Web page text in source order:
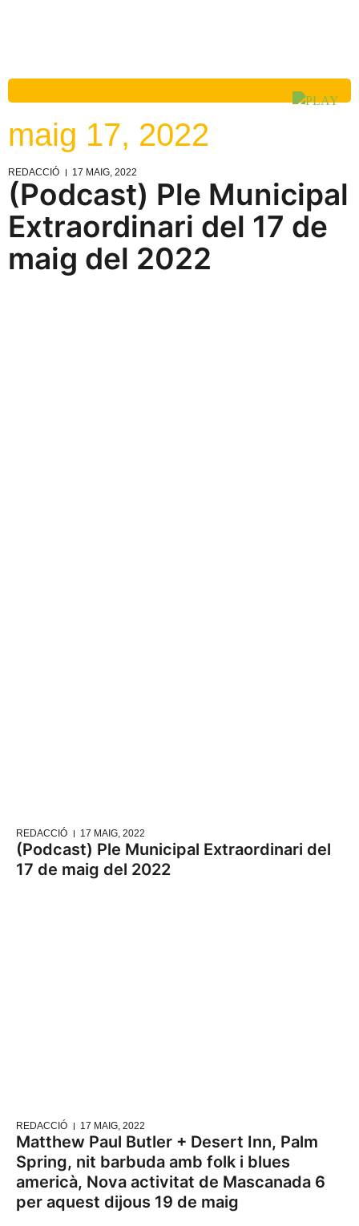
maig 17, 2022
REDACCIÓ 17 MAIG, 2022
(Podcast) Ple Municipal
Extraordinari del 17 de
maig del 2022
REDACCIÓ 17 MAIG, 2022
(Podcast) Ple Municipal Extraordinari del
17 de maig del 2022
REDACCIÓ 17 MAIG, 2022
Matthew Paul Butler + Desert Inn, Palm
Spring, nit barbuda amb folk i blues
americà, Nova activitat de Mascanada 6
per aquest dijous 19 de maig